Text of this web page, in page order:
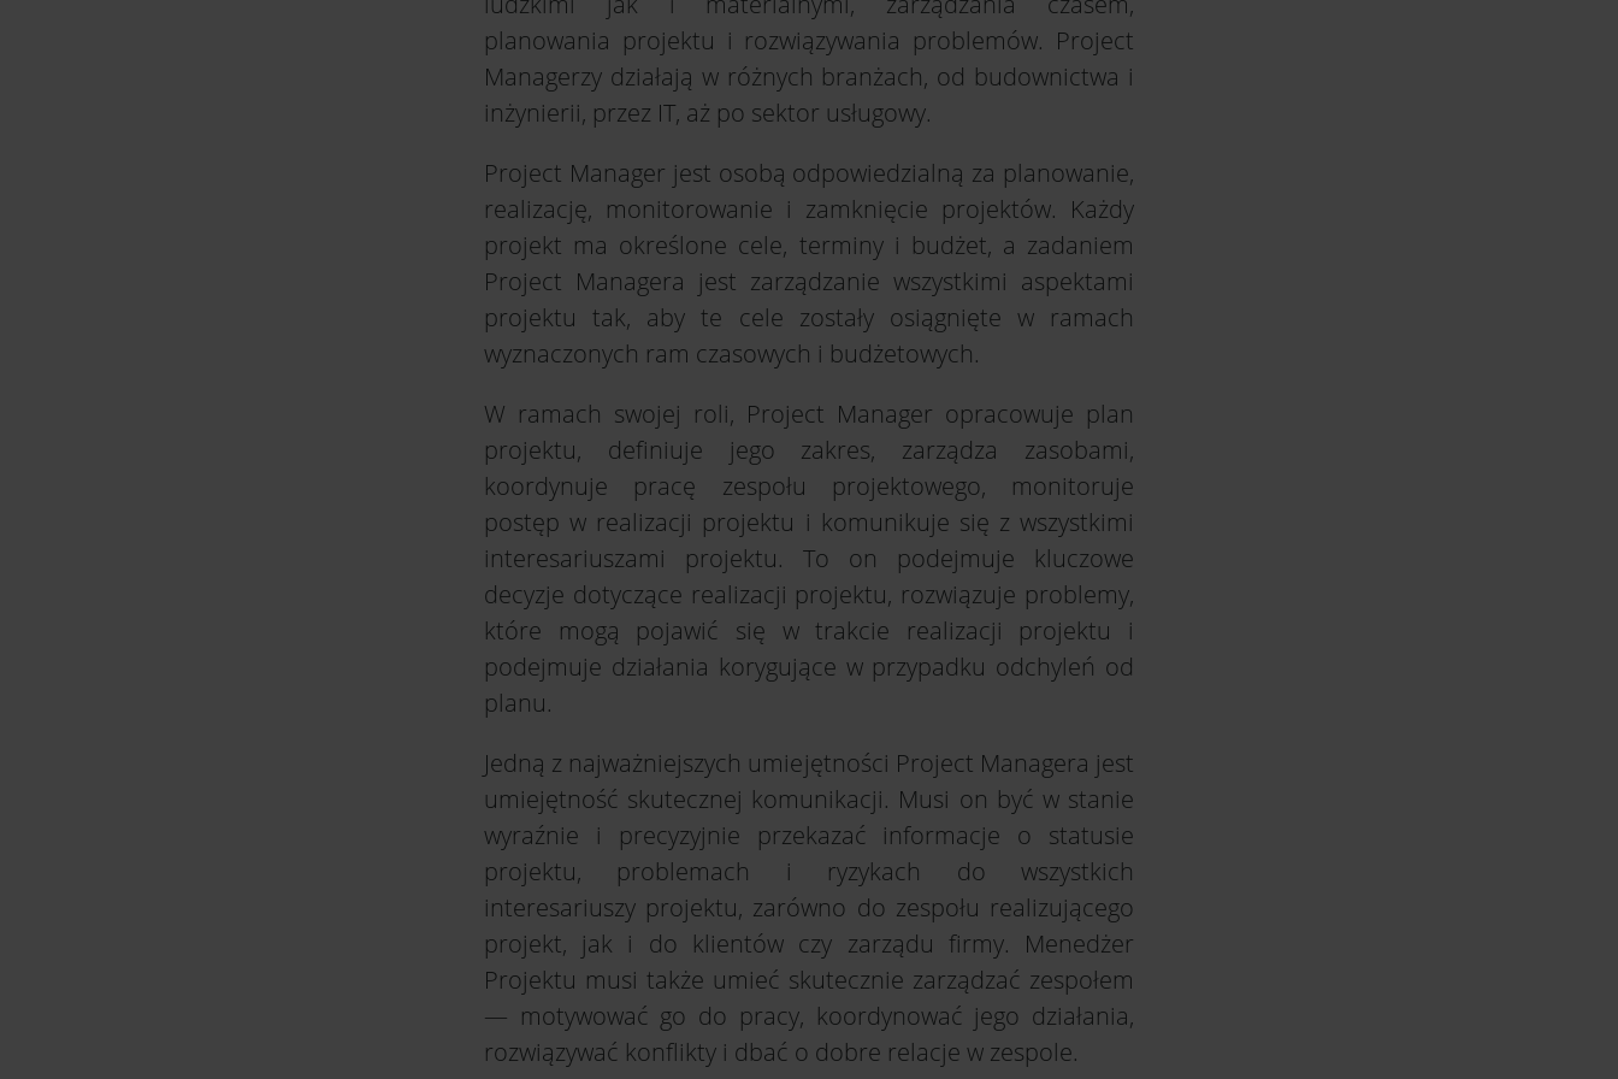
planowania projektu i rozwiązywania problemów. Project
Managerzy działają w różnych branżach, od budownictwa i
inżynierii, przez IT, aż po sektor usługowy.
Project Manager jest osobą odpowiedzialną za planowanie,
realizację, monitorowanie i zamknięcie projektów. Każdy
projekt ma określone cele, terminy i budżet, a zadaniem
Project Managera jest zarządzanie wszystkimi aspektami
projektu tak, aby te cele zostały osiągnięte w ramach
wyznaczonych ram czasowych i budżetowych.
W ramach swojej roli, Project Manager opracowuje plan
projektu, definiuje jego zakres, zarządza zasobami,
koordynuje pracę zespołu projektowego, monitoruje
postęp w realizacji projektu i komunikuje się z wszystkimi
interesariuszami projektu. To on podejmuje kluczowe
decyzje dotyczące realizacji projektu, rozwiązuje problemy,
które mogą pojawić się w trakcie realizacji projektu i
podejmuje działania korygujące w przypadku odchyleń od
planu.
Jedną z najważniejszych umiejętności Project Managera jest
umiejętność skutecznej komunikacji. Musi on być w stanie
wyraźnie i precyzyjnie przekazać informacje o statusie
projektu, problemach i ryzykach do wszystkich
interesariuszy projektu, zarówno do zespołu realizującego
projekt, jak i do klientów czy zarządu firmy. Menedżer
Projektu musi także umieć skutecznie zarządzać zespołem
— motywować go do pracy, koordynować jego działania,
rozwiązywać konflikty i dbać o dobre relacje w zespole.